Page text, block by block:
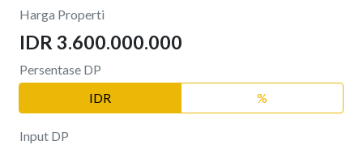
Harga Properti
IDR 3.600.000.000
Persentase DP
IDR
%
Input DP